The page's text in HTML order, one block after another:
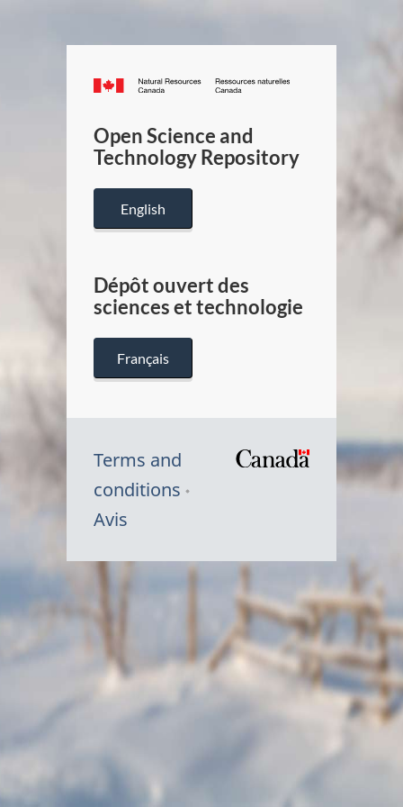
Canada.ca
/
Canada
Open Science and
Technology Repository
English
Dépôt ouvert des
sciences et technologie
Français
Terms and
conditions
Avis
Symbole
Canada